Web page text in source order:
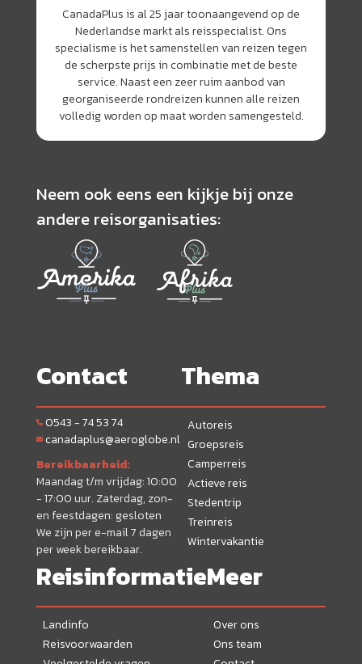
CanadaPlus is al 25 jaar toonaangevend op de
Nederlandse markt als reisspecialist. Ons
specialisme is het samenstellen van reizen tegen
de scherpste prijs in combinatie met de beste
service. Naast een zeer ruim aanbod van
georganiseerde rondreizen kunnen alle reizen
volledig worden op maat worden samengesteld.
Neem ook eens een kijkje bij onze
andere reisorganisaties:
Contact
0543 - 74 53 74
canadaplus@aeroglobe.nl
Bereikbaarheid:
Maandag t/m vrijdag: 10:00
- 17:00 uur. Zaterdag, zon-
en feestdagen: gesloten
We zijn per e-mail 7 dagen
per week bereikbaar.
Thema
Autoreis
Groepsreis
Camperreis
Actieve reis
Stedentrip
Treinreis
Wintervakantie
Reisinformatie
Landinfo
Reisvoorwaarden
Meer
Over ons
Ons team